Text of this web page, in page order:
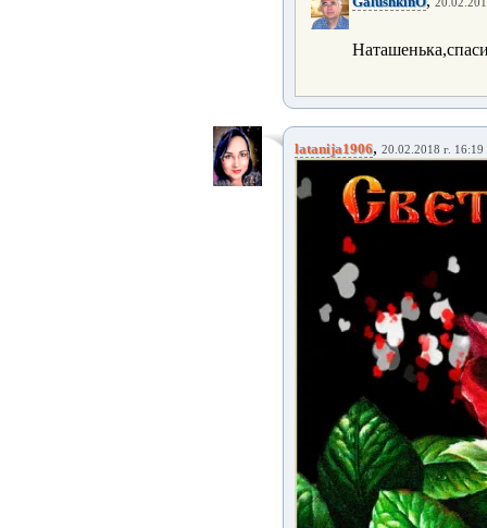
latanija1906, 20.02.2018 г. 16:19